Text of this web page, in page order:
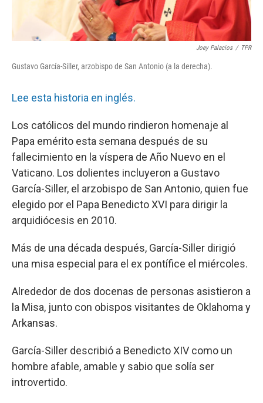
Joey Palacios / TPR
Gustavo García-Siller, arzobispo de San Antonio (a la derecha).
Lee esta historia en inglés.
Los católicos del mundo rindieron homenaje al
Papa emérito esta semana después de su
fallecimiento en la víspera de Año Nuevo en el
Vaticano. Los dolientes incluyeron a Gustavo
García-Siller, el arzobispo de San Antonio, quien fue
elegido por el Papa Benedicto XVI para dirigir la
arquidiócesis en 2010.
Más de una década después, García-Siller dirigió
una misa especial para el ex pontífice el miércoles.
Alrededor de dos docenas de personas asistieron a
la Misa, junto con obispos visitantes de Oklahoma y
Arkansas.
García-Siller describió a Benedicto XIV como un
hombre afable, amable y sabio que solía ser
introvertido.